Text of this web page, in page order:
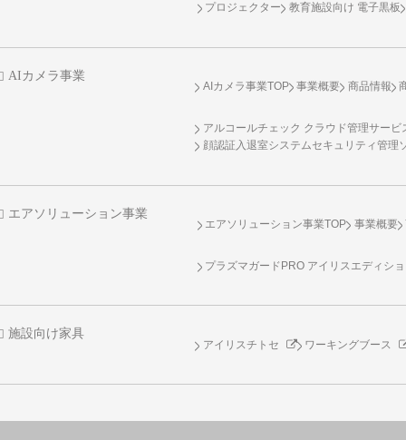
プロジェクター 教育施設向け 電子黒板
AIカメラ事業
AIカメラ事業TOP 事業概要 商品情報
アルコールチェック クラウド管理サービ
顔認証入退室システムセキュリティ管理
エアソリューション事業
エアソリューション事業TOP 事業概要
プラズマガードPRO アイリスエディシ
施設向け家具
アイリスチトセ ワーキングブース